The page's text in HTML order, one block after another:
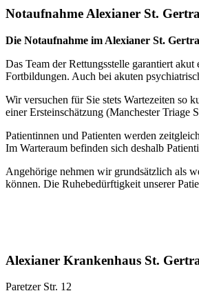
Notaufnahme Alexianer St.
Die Notaufnahme im Alexianer St.
Das Team der Rettungsstelle garantiert
Fortbildungen. Auch bei akuten
Wir versuchen für Sie stets Wartezeiten so
einer Ersteinschätzung (Manchester Triage
Patientinnen und Patienten werden
Im Warteraum befinden sich deshalb
Angehörige nehmen wir grundsätzlich als
können. Die Ruhebedürftigkeit unserer
Alexianer Krankenhaus St.
Paretzer Str. 12